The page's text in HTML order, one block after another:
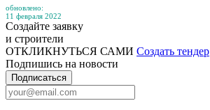
обновлено:
11 февраля 2022
Создайте заявку
и строители
ОТКЛИКНУТЬСЯ САМИ Создать тендер
Подпишись на новости
Подписаться